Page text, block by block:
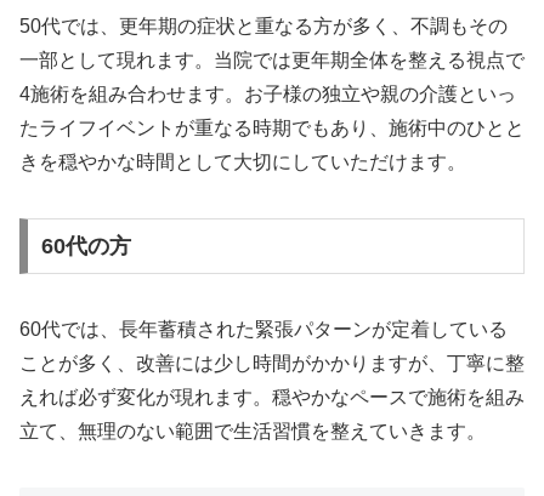
50代では、更年期の症状と重なる方が多く、不調もその
一部として現れます。当院では更年期全体を整える視点で
4施術を組み合わせます。お子様の独立や親の介護といっ
たライフイベントが重なる時期でもあり、施術中のひとと
きを穏やかな時間として大切にしていただけます。
60代の方
60代では、長年蓄積された緊張パターンが定着している
ことが多く、改善には少し時間がかかりますが、丁寧に整
えれば必ず変化が現れます。穏やかなペースで施術を組み
立て、無理のない範囲で生活習慣を整えていきます。